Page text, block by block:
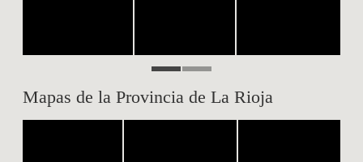
Mapas de la Provincia de La Rioja